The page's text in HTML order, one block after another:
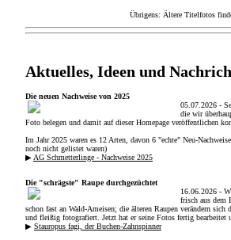
Übrigens: Ältere Titelfotos
Aktuelles, Ideen und
Die neuen Nachweise von 2025
05.07.2026 -
die wir
Foto belegen und damit auf dieser Homepage veröffentlichen
Im Jahr 2025 waren es 12 Arten, davon 6 "echte" Neu-
noch nicht gelistet waren)
▶ AG Schmetterlinge - Nachweise 2025
Die "schrägste" Raupe durchgezüchtet
16.06.2026 -
frisch aus dem
schon fast an Wald-Ameisen; die älteren Raupen verändern
und fleißig fotografiert. Jetzt hat er seine Fotos fertig
▶ Stauropus fagi, der Buchen-Zahnspinner